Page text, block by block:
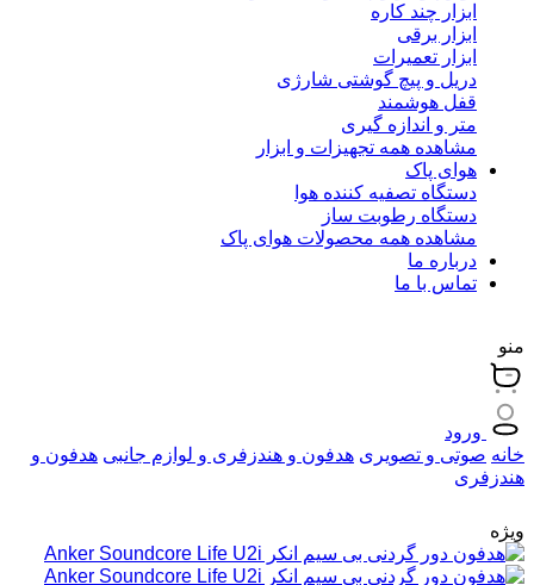
ابزار چند کاره
ابزار برقی
ابزار تعمیرات
دریل و پیچ گوشتی شارژی
قفل هوشمند
متر و اندازه گیری
مشاهده همه تجهیزات و ابزار
هوای پاک
دستگاه تصفیه کننده هوا
دستگاه رطوبت ساز
مشاهده همه محصولات هوای پاک
درباره ما
تماس با ما
منو
ورود
خانه صوتی و تصویری هدفون و هندزفری و لوازم جانبی هدفون و
هندزفری
ویژه